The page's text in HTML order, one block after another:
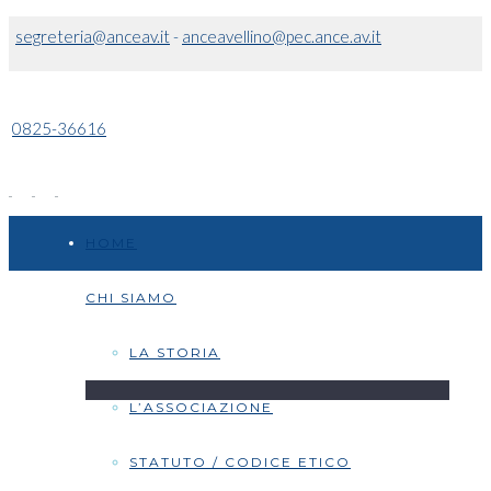
segreteria@anceav.it- anceavellino@pec.ance.av.it
0825-36616
CHI SIAMO
LA STORIA
L’ASSOCIAZIONE
STATUTO / CODICE ETICO